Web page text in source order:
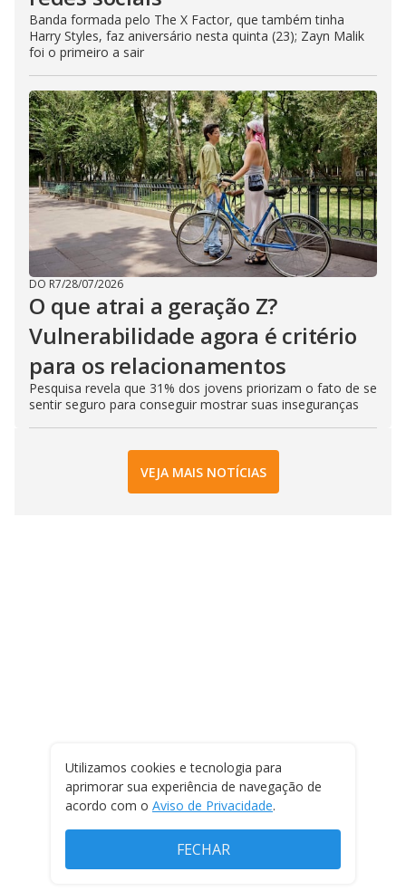
Banda formada pelo The X Factor, que também tinha
Harry Styles, faz aniversário nesta quinta (23); Zayn Malik
foi o primeiro a sair
DO R7/28/07/2026
O que atrai a geração Z?
Vulnerabilidade agora é critério
para os relacionamentos
Pesquisa revela que 31% dos jovens priorizam o fato de se
sentir seguro para conseguir mostrar suas inseguranças
VEJA MAIS NOTÍCIAS
Utilizamos cookies e tecnologia para
aprimorar sua experiência de navegação de
acordo com o Aviso de Privacidade.
FECHAR